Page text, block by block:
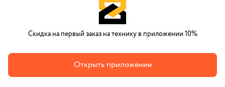
Позвонить
Вячеслав Тихонов
Скидка на первый заказ на технику в приложении 10%
Открыть приложение